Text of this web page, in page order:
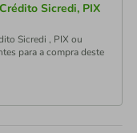
Sicredi, PIX
Sicredi , PIX ou
para a compra deste